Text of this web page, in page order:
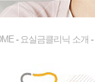
- 요실금클리닉 소개 -